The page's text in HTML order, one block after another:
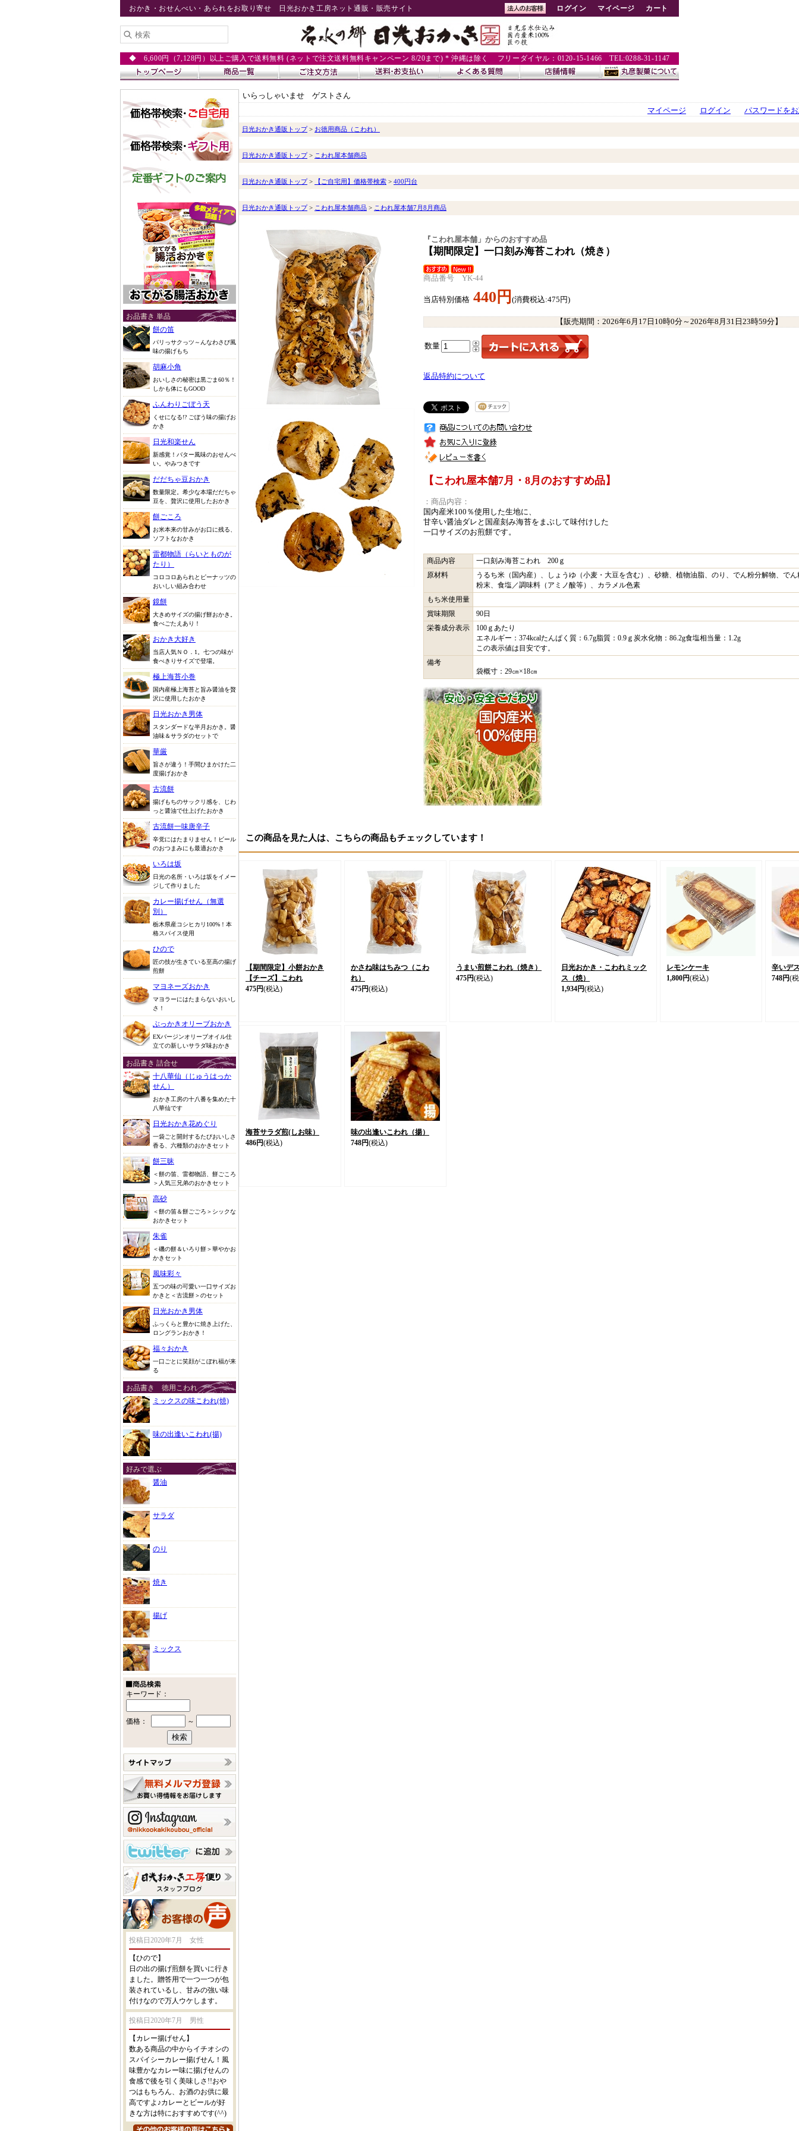
おかき・おせんべい・あられをお取り寄せ 日光おかき工房ネット通販・販売サイト ログイン マイページ カート
◆ 6,600円（7,128円）以上ご購入で送料無料 (ネットで注文送料無料キャンペーン 8/20まで) * 沖縄は除く フリーダイヤル：0120-15-1466 TEL:0288-31-1147
お品書き 単品
餅の笛
パリっサクっツ～んなわさび風
味の揚げもち
胡麻小角
おいしさの秘密は黒ごま60％！
しかも体にもGOOD
ふんわりごぼう天
くせになる!? ごぼう味の揚げお
かき
日光和楽せん
新感覚！バター風味のおせんべ
い。やみつきです
だだちゃ豆おかき
数量限定。希少な本場だだちゃ
豆を、贅沢に使用したおかき
餅ごころ
お米本来の甘みがお口に残る、
ソフトなおかき
雷都物語（らいとものが
たり）
コロコロあられとピーナッツの
おいしい組み合わせ
鏡餅
大きめサイズの揚げ餅おかき。
食べごたえあり！
おかき大好き
当店人気ＮＯ．1。七つの味が
食べきりサイズで登場。
極上海苔小巻
国内産極上海苔と旨み醤油を贅
沢に使用したおかき
日光おかき男体
スタンダードな半月おかき。醤
油味＆サラダのセットで
華厳
旨さが違う！手間ひまかけた二
度揚げおかき
古流餅
揚げもちのサックリ感を、じわ
っと醤油で仕上げたおかき
古流餅一味唐辛子
辛党にはたまりません！ビール
のおつまみにも最適おかき
いろは坂
日光の名所・いろは坂をイメー
ジして作りました
カレー揚げせん（無選
別）
栃木県産コシヒカリ100%！本
格スパイス使用
ひので
匠の技が生きている至高の揚げ
煎餅
マヨネーズおかき
マヨラーにはたまらないおいし
さ！
ぶっかきオリーブおかき
EXバージンオリーブオイル仕
立ての新しいサラダ味おかき
お品書き 詰合せ
十八華仙（じゅうはっか
せん）
おかき工房の十八番を集めた十
八華仙です
日光おかき花めぐり
一袋ごと開封するたびおいしさ
香る、六種類のおかきセット
餅三昧
＜餅の笛、雷都物語、餅ごころ
＞人気三兄弟のおかきセット
高砂
＜餅の笛＆餅ごごろ＞シックな
おかきセット
朱雀
＜磯の餅＆いろり餅＞華やかお
かきセット
風味彩々
五つの味の可愛い一口サイズお
かきと＜古流餅＞のセット
日光おかき男体
ふっくらと豊かに焼き上げた、
ロングランおかき！
福々おかき
一口ごとに笑顔がこぼれ福が来
る
お品書き 徳用こわれ
ミックスの味こわれ(焼)
味の出逢いこわれ(揚)
好みで選ぶ
醤油
サラダ
のり
焼き
揚げ
ミックス
キーワード：
価格： ～
投稿日2020年7月 女性
【ひので】
日の出の揚げ煎餅を買いに行き
ました。贈答用で一つ一つが包
装されているし、甘みの強い味
付けなので万人ウケします。
投稿日2020年7月 男性
【カレー揚げせん】
数ある商品の中からイチオシの
スパイシーカレー揚げせん！風
味豊かなカレー味に揚げせんの
食感で後を引く美味しさ!!おや
つはもちろん、お酒のお供に最
高ですよ♪カレーとビールが好
きな方は特におすすめです(^^)
いらっしゃいませ ゲストさん
マイページ
ログイン パスワードを
日光おかき通販トップ> お徳用商品（こわれ）
日光おかき通販トップ> こわれ屋本舗商品
日光おかき通販トップ> 【ご自宅用】価格帯検索 > 400円台
日光おかき通販トップ> こわれ屋本舗商品 > こわれ屋本舗7月8月商品
『こわれ屋本舗」からのおすすめ品
【期間限定】一口刻み海苔こわれ（焼き）
商品番号 YK-44
当店特別価格 440円(消費税込:475円)
【販売期間： 2026年6月17日10時0分～2026年8月31日23時59分】
数量
返品特約について
【こわれ屋本舗7月・8月のおすすめ品】
：商品内容：
国内産米100％使用した生地に、
甘辛い醤油ダレと国産刻み海苔をまぶして味付けした
一口サイズのお煎餅です。
商品内容
一口刻み海苔こわれ 200ｇ
原材料
うるち米（国内産）、しょうゆ（小麦・大豆を含む）、砂糖、植物油脂、のり、でん粉分解物、で
粉末、食塩／調味料（アミノ酸等）、カラメル色素
もち米使用量
賞味期限
90日
栄養成分表示
100ｇあたり
エネルギー：374kcalたんぱく質：6.7g脂質：0.9ｇ炭水化物：86.2g食塩相当量：1.2g
この表示値は目安です。
備考
袋概寸：29㎝×18㎝
この商品を見た人は、こちらの商品もチェックしています！
【期間限定】小餅おかき
【チーズ】こわれ
475円(税込)
かさね味はちみつ（こわ
れ）
475円(税込)
うまい煎餅こわれ（焼き）
475円(税込)
日光おかき・こわれミック
ス（焼）
1,934円(税込)
レモンケーキ
1,800円(税込)
辛いデ
748円(
海苔サラダ煎(しお味）
486円(税込)
味の出逢いこわれ（揚）
748円(税込)